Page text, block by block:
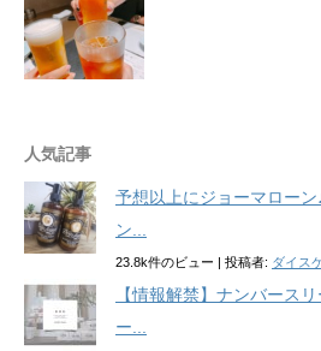
人気記事
予想以上にジョーマロー
ン...
23.8k件のビュー | 投稿者: ダイス
【情報解禁】ナンバース
ー...